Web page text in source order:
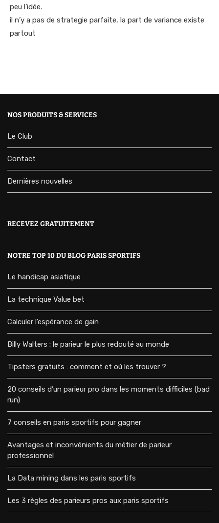
peu l’idée.
il n’y a pas de strategie parfaite, la part de variance existe
partout
NOS PRODUITS & SERVICES
Le Club
Contact
Dernières nouvelles
RECEVEZ GRATUITEMENT
NOTRE TOP 10 DU BLOG PARIS SPORTIFS
Le handicap asiatique
La technique Value bet
Calculer l’espérance de gain
Billy Walters : le parieur le plus redouté au monde
Tipsters gratuits : comment et où les trouver ?
20 conseils d’un parieur pro dans les moments difficiles (bad
run)
7 conseils en paris sportifs pour gagner
Avantages et inconvénients du métier de parieur
professionnel
La Data mining dans les paris sportifs
Les 3 règles des parieurs pros aux paris sportifs